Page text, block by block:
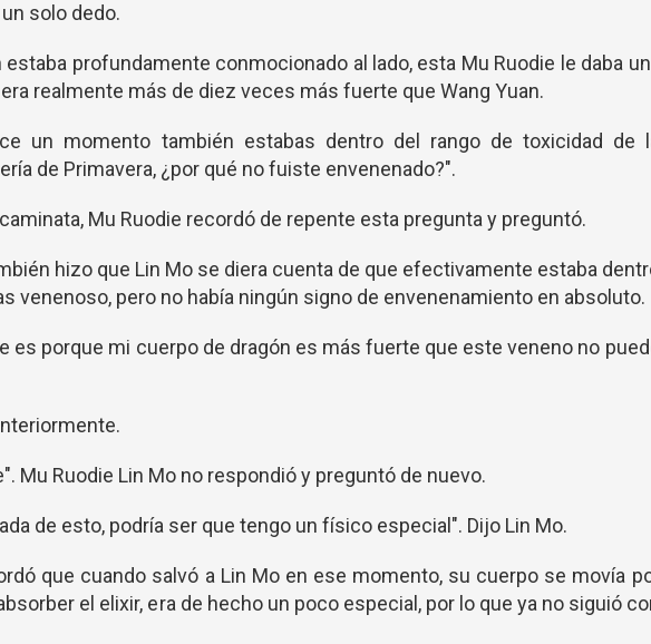
solo dedo.
estaba profundamente conmocionado al lado, esta Mu Ruodie le daba
realmente más de diez veces más fuerte que Wang Yuan.
un momento también estabas dentro del rango de toxicidad de
de Primavera, ¿por qué no fuiste envenenado?".
Mu Ruodie recordó de repente esta pregunta y preguntó.
hizo que Lin Mo se diera cuenta de que efectivamente estaba
venenoso, pero no había ningún signo de envenenamiento en absoluto.
es porque mi cuerpo de dragón es más fuerte que este veneno no
Mu Ruodie Lin Mo no respondió y preguntó de nuevo.
de esto, podría ser que tengo un físico especial". Dijo Lin Mo.
que cuando salvó a Lin Mo en ese momento, su cuerpo se movía
el elixir, era de hecho un poco especial, por lo que ya no siguió